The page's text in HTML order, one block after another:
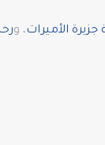
جزيرة الأميرات، و